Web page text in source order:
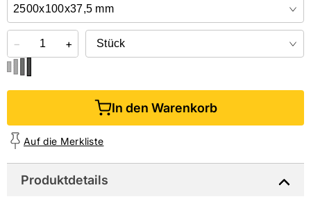
Online kaufen &kostenlos
− +
In den Warenkorb
Auf die Merkliste
Produktdetails